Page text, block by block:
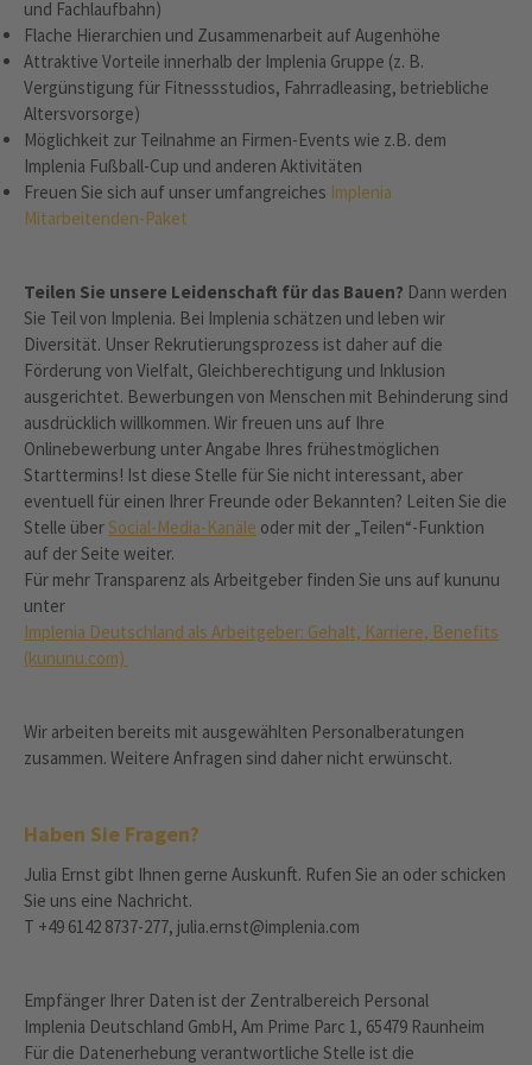
und Fachlaufbahn)
Flache Hierarchien und Zusammenarbeit auf Augenhöhe
Attraktive Vorteile innerhalb der Implenia Gruppe (z. B.
Vergünstigung für Fitnessstudios, Fahrradleasing, betriebliche
Altersvorsorge)
Möglichkeit zur Teilnahme an Firmen-Events wie z.B. dem
Implenia Fußball-Cup und anderen Aktivitäten
Freuen Sie sich auf unser umfangreiches Implenia
Mitarbeitenden-Paket
Teilen Sie unsere Leidenschaft für das Bauen? Dann werden
Sie Teil von Implenia. Bei Implenia schätzen und leben wir
Diversität. Unser Rekrutierungsprozess ist daher auf die
Förderung von Vielfalt, Gleichberechtigung und Inklusion
ausgerichtet. Bewerbungen von Menschen mit Behinderung sind
ausdrücklich willkommen. Wir freuen uns auf Ihre
Onlinebewerbung unter Angabe Ihres frühestmöglichen
Starttermins! Ist diese Stelle für Sie nicht interessant, aber
eventuell für einen Ihrer Freunde oder Bekannten? Leiten Sie die
Stelle überSocial-Media-Kanäle oder mit der „Teilen“-Funktion
auf der Seite weiter.
Für mehr Transparenz als Arbeitgeber finden Sie uns auf kununu
unter
Implenia Deutschland als Arbeitgeber: Gehalt, Karriere, Benefits
(kununu.com)
Wir arbeiten bereits mit ausgewählten Personalberatungen
zusammen. Weitere Anfragen sind daher nicht erwünscht.
Haben Sie Fragen?
Julia Ernst gibt Ihnen gerne Auskunft. Rufen Sie an oder schicken
Sie uns eine Nachricht.
T +49 6142 8737-277, julia.ernst@implenia.com
Empfänger Ihrer Daten ist der Zentralbereich Personal
Implenia Deutschland GmbH, Am Prime Parc 1, 65479 Raunheim
Für die Datenerhebung verantwortliche Stelle ist die